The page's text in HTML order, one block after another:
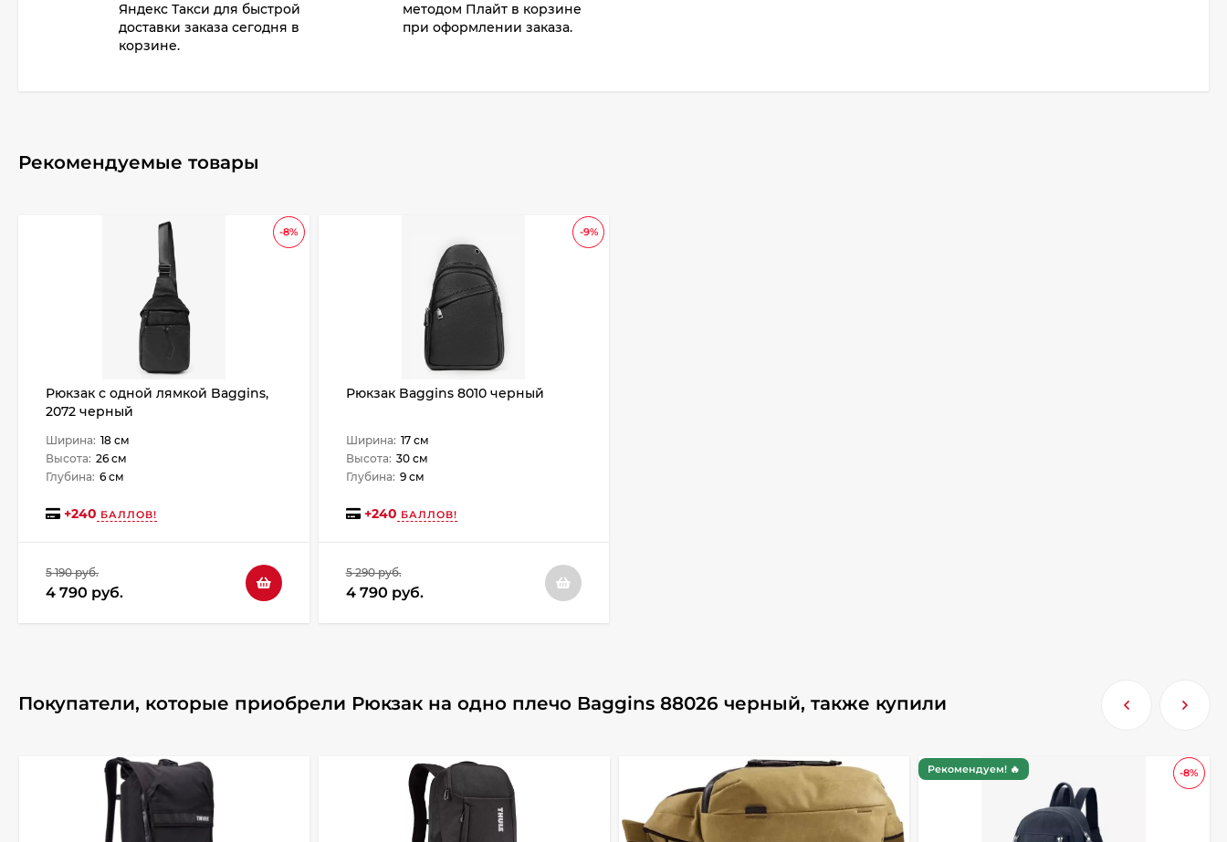
Яндекс Такси для быстрой
доставки заказа сегодня в
корзине.
методом Плайт в корзине
при оформлении заказа.
Рекомендуемые товары
-8%
Рюкзак с одной лямкой Baggins,
2072 черный
Ширина: 18 см
Высота: 26 см
Глубина: 6 см
+240 БАЛЛОВ!
5 190 руб.
4 790 руб.
-9%
Рюкзак Baggins 8010 черный
Ширина: 17 см
Высота: 30 см
Глубина: 9 см
+240 БАЛЛОВ!
5 290 руб.
4 790 руб.
Покупатели, которые приобрели Рюкзак на одно плечо Baggins 88026 черный, также купили
-8%
Рекомендуем! 🔥